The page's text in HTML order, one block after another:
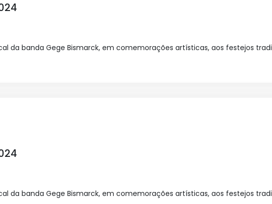
da banda Gege Bismarck, em comemorações artísticas, aos festejos
da banda Gege Bismarck, em comemorações artísticas, aos festejos